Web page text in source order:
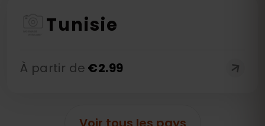
Tunisie
À partir de €2.99